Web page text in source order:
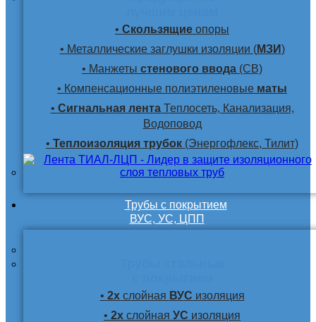
• Скользящие опоры
• Металлические заглушки изоляции (МЗИ)
• Манжеты стенового ввода (СВ)
• Компенсационные полиэтиленовые маты
• Сигнальная лентаТеплосеть, Канализация,
Водоповод
• Теплоизоляция трубок (Энергофлекс, Тилит)
Трубы с покрытием
ВУС, УС, ЦПП
• 2хслойная ВУС изоляция
• 2х слойная УС изоляция